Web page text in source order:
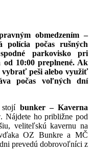
obmedzením –
polícia počas rušných
parkovisko pri
od 10:00 preplnené. Ak
vybrať peši alebo využiť
počas voľných dní
stojí bunker – Kaverna
. Nájdete ho približne pod
veliteľskú kavernu na
OZ Bunkre a MČ
prevedú dobrovoľníci z